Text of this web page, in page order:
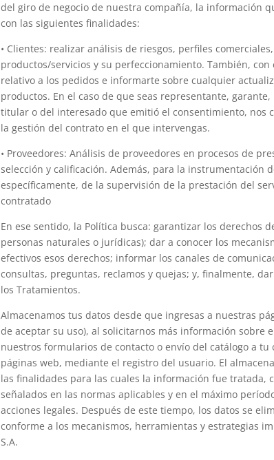
del giro de negocio de nuestra compañía, la información
con las siguientes finalidades:
• Clientes: realizar análisis de riesgos, perfiles
productos/servicios y su perfeccionamiento. También,
relativo a los pedidos e informarte sobre cualquier
productos. En el caso de que seas representante,
titular o del interesado que emitió el consentimiento, nos
la gestión del contrato en el que intervengas.
• Proveedores: Análisis de proveedores en procesos de
selección y calificación. Además, para la instrumentación
específicamente, de la supervisión de la prestación del
contratado
En ese sentido, la Política busca: garantizar los derechos
personas naturales o jurídicas); dar a conocer los
efectivos esos derechos; informar los canales de
consultas, preguntas, reclamos y quejas; y, finalmente,
los Tratamientos.
Almacenamos tus datos desde que ingresas a nuestras
de aceptar su uso), al solicitarnos más información sobre
nuestros formularios de contacto o envío del catálogo a
páginas web, mediante el registro del usuario. El
las finalidades para las cuales la información fue tratada,
señalados en las normas aplicables y en el máximo
acciones legales. Después de este tiempo, los datos se
conforme a los mecanismos, herramientas y estrategias
S.A.